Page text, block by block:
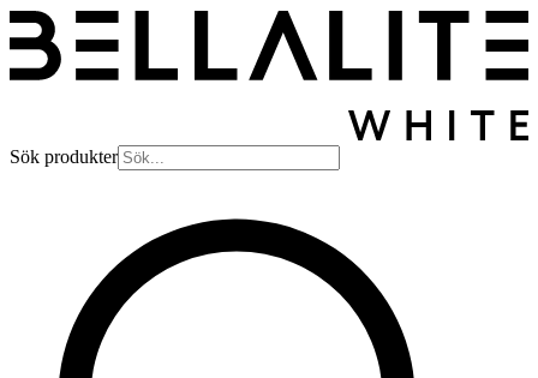
Sök produkter